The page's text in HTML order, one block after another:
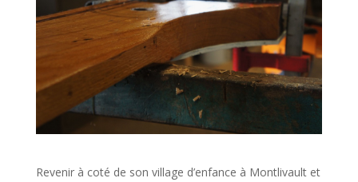
Revenir à coté de son village d’enfance à Montlivault et